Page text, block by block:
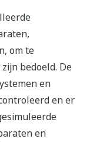
om te
bedoeld. De
en
en er
en